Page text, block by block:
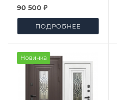
90 500 ₽
ПОДРОБНЕЕ
Новинка